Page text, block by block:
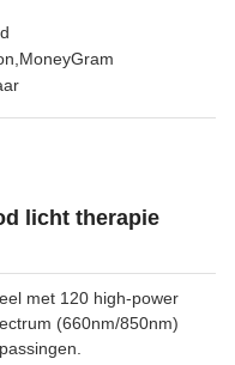
licht therapie
met 120 high-power
(660nm/850nm)